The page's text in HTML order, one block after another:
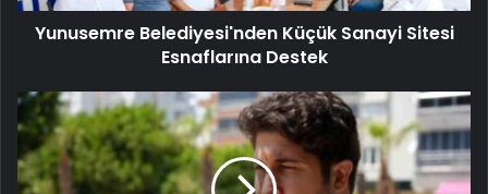
Yunusemre Belediyesi'nden Küçük Sanayi Sitesi
Esnaflarına Destek